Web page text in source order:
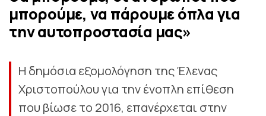
μπορούμε, να πάρουμε όπλα για
την αυτοπροστασία μας»
Η δημόσια εξομολόγηση της Έλενας
Χριστοπούλου για την ένοπλη επίθεση
που βίωσε το 2016, επανέρχεται στην